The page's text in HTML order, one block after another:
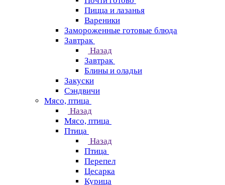
Пицца и лазанья
Вареники
Замороженные готовые блюда
Завтрак
Назад
Завтрак
Блины и оладьи
Закуски
Сэндвичи
Мясо, птица
Назад
Мясо, птица
Птица
Назад
Птица
Перепел
Цесарка
Курица